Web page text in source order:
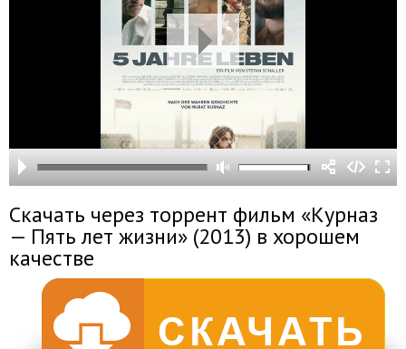
Скачать через торрент фильм «Курназ
— Пять лет жизни» (2013) в хорошем
качестве